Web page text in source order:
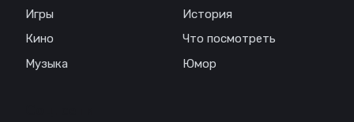
Игры
Кино
Музыка
История
Что посмотреть
Юмор